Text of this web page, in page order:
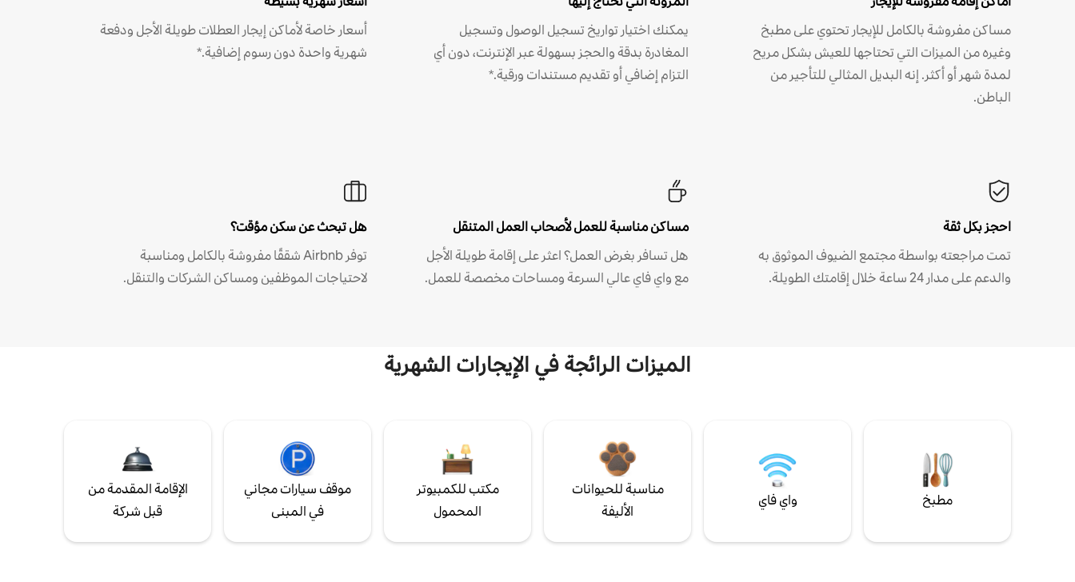
مساكن مفروشة بالكامل للإيجار تحتوي على مطبخ
وغيره من الميزات التي تحتاجها للعيش بشكل مريح
لمدة شهر أو أكثر. إنه البديل المثالي للتأجير من
الباطن.
يمكنك اختيار تواريخ تسجيل الوصول وتسجيل
المغادرة بدقة والحجز بسهولة عبر الإنترنت، دون أي
التزام إضافي أو تقديم مستندات ورقية.*
أسعار خاصة لأماكن إيجار العطلات طويلة الأجل ودفعة
شهرية واحدة دون رسوم إضافية.*
احجز بكل ثقة
تمت مراجعته بواسطة مجتمع الضيوف الموثوق به
والدعم على مدار 24 ساعة خلال إقامتك الطويلة.
مساكن مناسبة للعمل لأصحاب العمل المتنقل
هل تسافر بغرض العمل؟ اعثر على إقامة طويلة الأجل
مع واي فاي عالي السرعة ومساحات مخصصة للعمل.
هل تبحث عن سكن مؤقت؟
توفر Airbnb شققًا مفروشة بالكامل ومناسبة
لاحتياجات الموظفين ومساكن الشركات والتنقل.
الميزات الرائجة في الإيجارات الشهرية
مطبخ واي فاي
مناسبة للحيوانات
الأليفة
مكتب للكمبيوتر
المحمول
موقف سيارات مجاني
في المبنى
الإقامة المقدمة من
قبل شركة